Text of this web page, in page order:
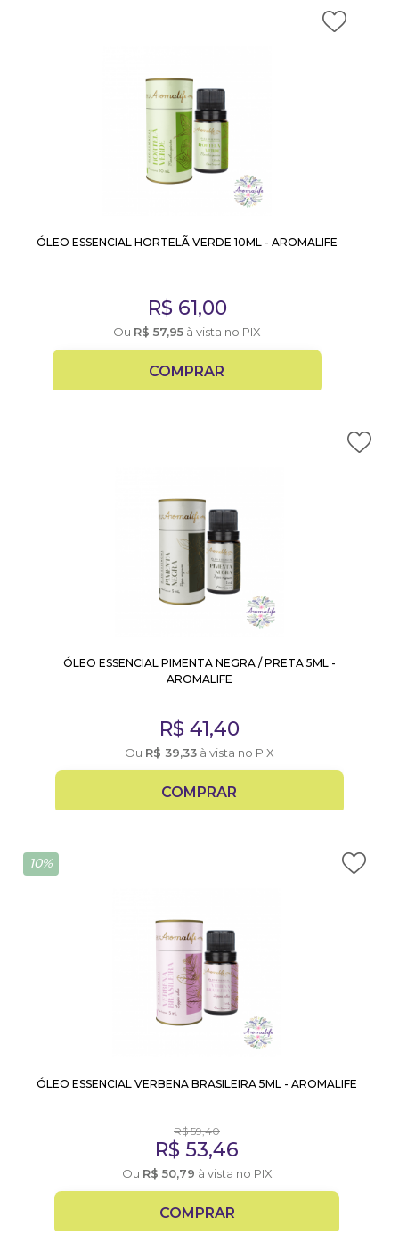
ÓLEO ESSENCIAL HORTELÃ VERDE 10ML - AROMALIFE
R$ 61,00
Ou R$ 57,95 à vista no PIX
COMPRAR
ÓLEO ESSENCIAL PIMENTA NEGRA / PRETA 5ML -
AROMALIFE
R$ 41,40
Ou R$ 39,33 à vista no PIX
COMPRAR
10%
ÓLEO ESSENCIAL VERBENA BRASILEIRA 5ML - AROMALIFE
R$59,40
R$ 53,46
Ou R$ 50,79 à vista no PIX
COMPRAR